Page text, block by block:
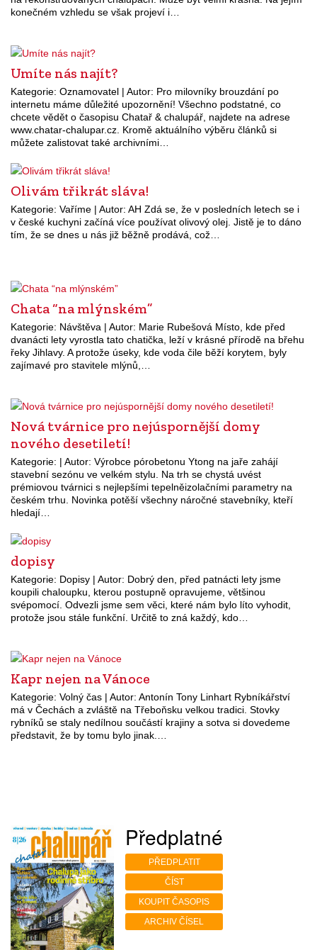
konečném vzhledu se však projeví i…
Umíte nás najít?
Kategorie: Oznamovatel | Autor: Pro milovníky brouzdání po
internetu máme důležité upozornění! Všechno podstatné, co
chcete vědět o časopisu Chatař & chalupář, najdete na adrese
www.chatar-chalupar.cz. Kromě aktuálního výběru článků si
můžete zalistovat také archivními…
Olivám třikrát sláva!
Kategorie: Vaříme | Autor: AH Zdá se, že v posledních letech se i
v české kuchyni začíná více používat olivový olej. Jistě je to dáno
tím, že se dnes u nás již běžně prodává, což…
Chata “na mlýnském”
Kategorie: Návštěva | Autor: Marie Rubešová Místo, kde před
dvanácti lety vyrostla tato chatička, leží v krásné přírodě na břehu
řeky Jihlavy. A protože úseky, kde voda čile běží korytem, byly
zajímavé pro stavitele mlýnů,…
Nová tvárnice pro nejúspornější domy
nového desetiletí!
Kategorie: | Autor: Výrobce pórobetonu Ytong na jaře zahájí
stavební sezónu ve velkém stylu. Na trh se chystá uvést
prémiovou tvárnici s nejlepšími tepelněizolačními parametry na
českém trhu. Novinka potěší všechny náročné stavebníky, kteří
hledají…
dopisy
Kategorie: Dopisy | Autor: Dobrý den, před patnácti lety jsme
koupili chaloupku, kterou postupně opravujeme, většinou
svépomocí. Odvezli jsme sem věci, které nám bylo líto vyhodit,
protože jsou stále funkční. Určitě to zná každý, kdo…
Kapr nejen na Vánoce
Kategorie: Volný čas | Autor: Antonín Tony Linhart Rybníkářství
má v Čechách a zvláště na Třeboňsku velkou tradici. Stovky
rybníků se staly nedílnou součástí krajiny a sotva si dovedeme
představit, že by tomu bylo jinak.…
Předplatné
PŘEDPLATIT
ČÍST
KOUPIT ČASOPIS
ARCHIV ČÍSEL